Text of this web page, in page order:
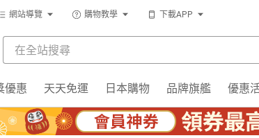
網站導覽 購物教學 下載APP
優惠 天天免運 日本購物 品牌旗艦 優惠